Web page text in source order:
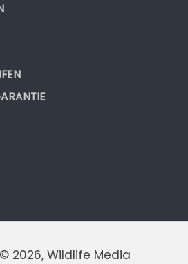
2026, Wildlife Media